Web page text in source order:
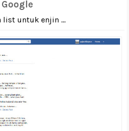
Google
list untuk enjin ...